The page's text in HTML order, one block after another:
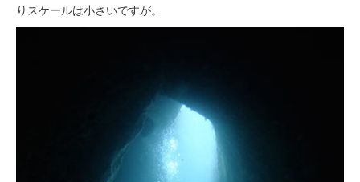
りスケールは小さいですが。